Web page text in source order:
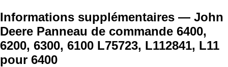
Informations supplémentaires — John
Deere Panneau de commande 6400,
6200, 6300, 6100 L75723, L112841, L11
pour 6400